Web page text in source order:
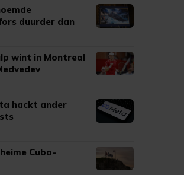
duurder dan
wint in Montreal
hackt ander
Cuba-